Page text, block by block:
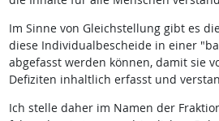
Im Sinne von Gleichstellung gibt es
diese Individualbescheide in einer
abgefasst werden können, damit sie
Defiziten inhaltlich erfasst und
Ich stelle daher im Namen der